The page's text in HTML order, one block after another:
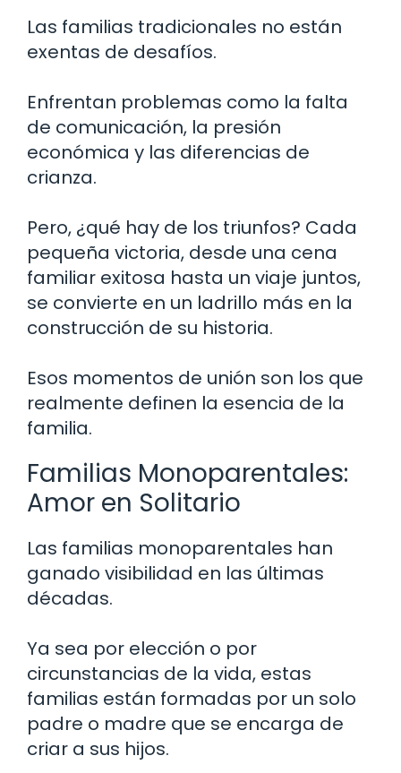
Las familias tradicionales no están
exentas de desafíos.
Enfrentan problemas como la falta
de comunicación, la presión
económica y las diferencias de
crianza.
Pero, ¿qué hay de los triunfos? Cada
pequeña victoria, desde una cena
familiar exitosa hasta un viaje juntos,
se convierte en un ladrillo más en la
construcción de su historia.
Esos momentos de unión son los que
realmente definen la esencia de la
familia.
Familias Monoparentales:
Amor en Solitario
Las familias monoparentales han
ganado visibilidad en las últimas
décadas.
Ya sea por elección o por
circunstancias de la vida, estas
familias están formadas por un solo
padre o madre que se encarga de
criar a sus hijos.